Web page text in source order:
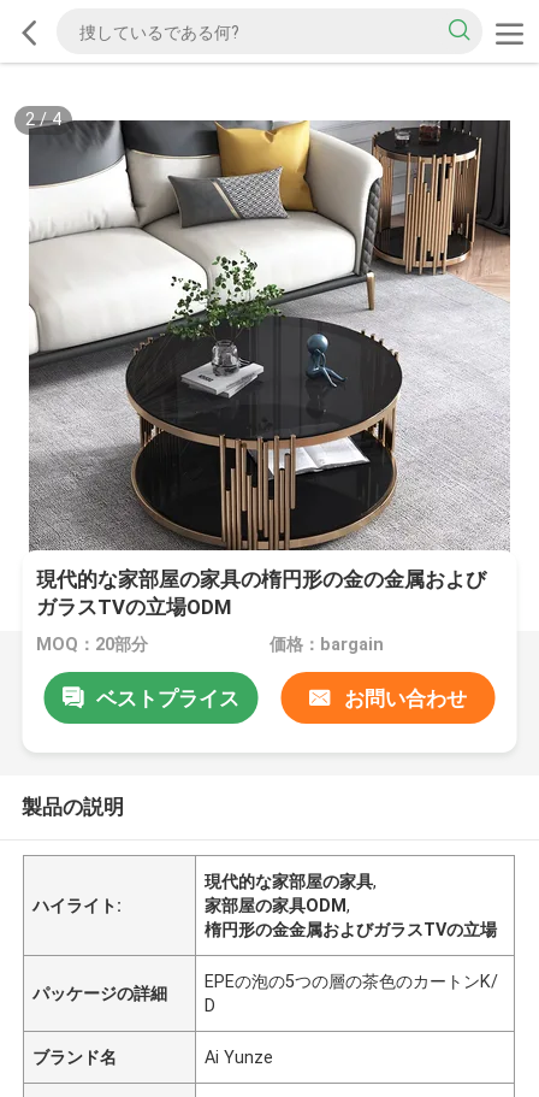
2/4
現代的な家部屋の家具の楕円形の金の金属および
ガラスTVの立場ODM
MOQ：20部分 価格：bargain
ベストプライス お問い合わせ
製品の説明
ハイライト:
現代的な家部屋の家具,
家部屋の家具ODM,
楕円形の金金属およびガラスTVの立場
パッケージの詳細
EPEの泡の5つの層の茶色のカートンK/
D
ブランド名 Ai Yunze